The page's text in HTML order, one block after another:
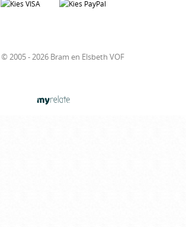
© 2005 - 2026 Bram en Elsbeth VOF